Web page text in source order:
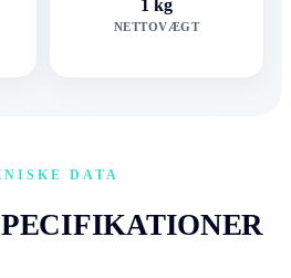
1 kg
NETTOVÆGT
DATA